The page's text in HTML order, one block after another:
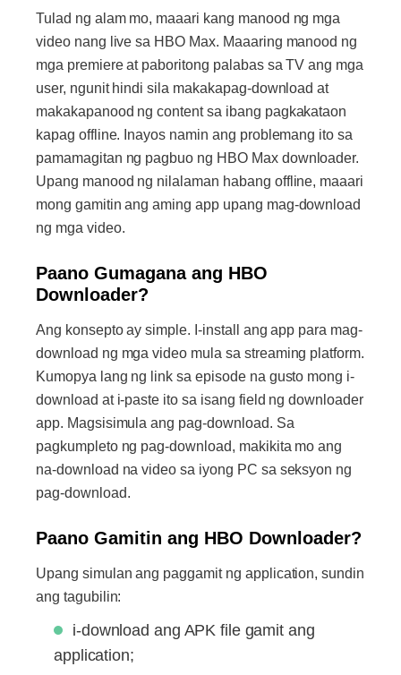
Tulad ng alam mo, maaari kang manood ng mga
video nang live sa HBO Max. Maaaring manood ng
mga premiere at paboritong palabas sa TV ang mga
user, ngunit hindi sila makakapag-download at
makakapanood ng content sa ibang pagkakataon
kapag offline. Inayos namin ang problemang ito sa
pamamagitan ng pagbuo ng HBO Max downloader.
Upang manood ng nilalaman habang offline, maaari
mong gamitin ang aming app upang mag-download
ng mga video.
Paano Gumagana ang HBO
Downloader?
Ang konsepto ay simple. I-install ang app para mag-
download ng mga video mula sa streaming platform.
Kumopya lang ng link sa episode na gusto mong i-
download at i-paste ito sa isang field ng downloader
app. Magsisimula ang pag-download. Sa
pagkumpleto ng pag-download, makikita mo ang
na-download na video sa iyong PC sa seksyon ng
pag-download.
Paano Gamitin ang HBO Downloader?
Upang simulan ang paggamit ng application, sundin
ang tagubilin:
i-download ang APK file gamit ang
application;